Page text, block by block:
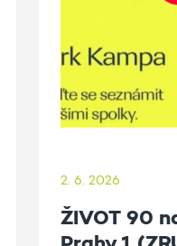
2. 6. 2026
ŽIVOT 90